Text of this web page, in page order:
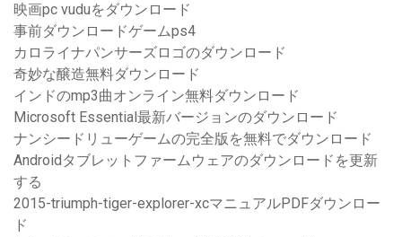
映画pc vuduをダウンロード
事前ダウンロードゲームps4
カロライナパンサーズロゴのダウンロード
奇妙な醸造無料ダウンロード
インドのmp3曲オンライン無料ダウンロード
Microsoft Essential最新バージョンのダウンロード
ナンシードリューゲームの完全版を無料でダウンロード
Androidタブレットファームウェアのダウンロードを更新
する
2015-triumph-tiger-explorer-xcマニュアルPDFダウンロー
ド